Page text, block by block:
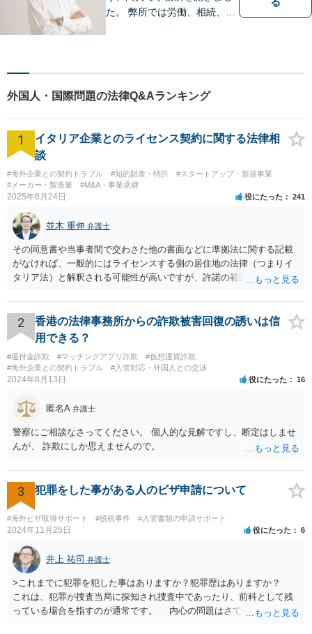
た。 弊所では労働、相続、離
す。
外国人・国際問題の法律Q&Aランキング
1
イタリア企業とのライセンス契約に関する法律相
談
#海外企業との契約トラブル #知的財産・特許
#スタートアップ・新規事業
#メーカー・製造業
#M&A・事業承継
2025年6月24日 役にたった 241
並木 重伸 弁護士
その同意書や当事者間で交わさた他の書面などに準拠法に関する記載
がなければ、一般的にはライセンスする側の居住地の法律（つまりイ
タリア法）と解釈される可能性が高いですが、許諾の範囲が日本国内
あります。 なお、仮に日本法になるとしても、新しい会社との間で契
約が有効かどうかは、ライセンスされた権利の種類（著作権、商標
権、特許権など）や契約の時期などを見て判断する必要があります。
いずれにせよ具体的事情が分からないと確定的な回答は難しいと思わ
れますので、弁護士に直接相談されることをお勧めします。
2
香港の法律事務所からの詐欺被害回復の誘いは信
用できる？
#還付金詐欺 #マッチングアプリ詐欺
#仮想通貨詐欺
#海外企業との契約トラブル
#入管対応・外国人との交渉
2024年8月13日 役にたった 16
匿名A 弁護士
警察にご相談なさってください。 個人的な見解ですし、断定はしませ
んが、 詐欺にしか思えませんので。
3 犯罪をした事がある人のビザ申請について
#海外ビザ取得サポート #脱税事件 #入管書類の申請サポート
2024年11月25日 役にたった 6
井上 祐司 弁護士
>これまでに犯罪を犯した事はありますか？犯罪歴はありますか？
これは、犯罪が捜査当局に探知され捜査中であったり、前科として残
っている場合を指すのが通常です。 内心の問題はさておき、ご質問